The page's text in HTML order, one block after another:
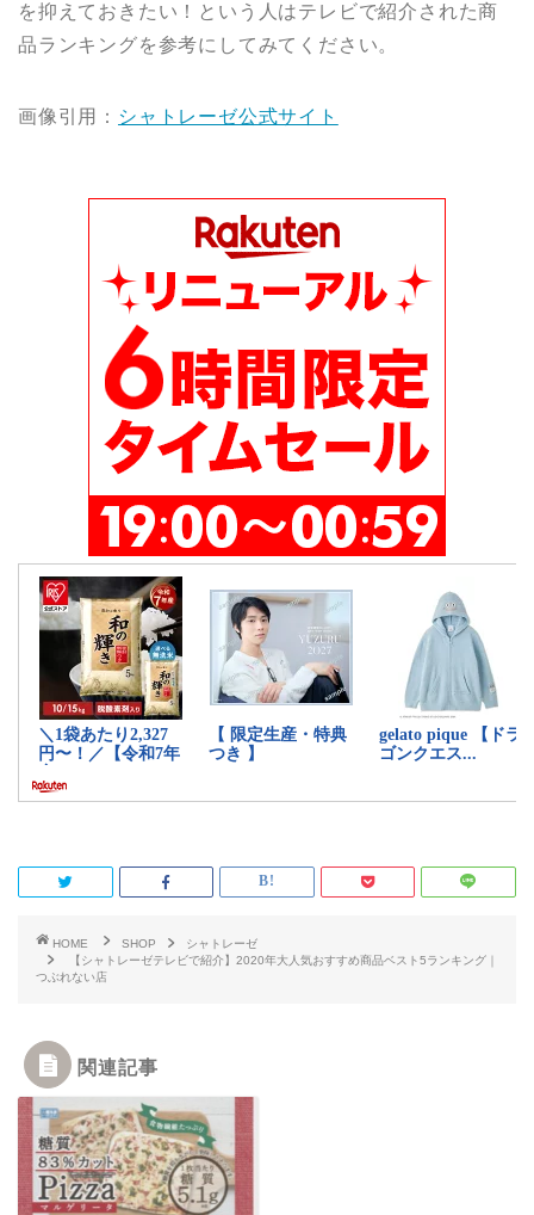
を抑えておきたい！という人はテレビで紹介された商
品ランキングを参考にしてみてください。
画像引用： シャトレーゼ公式サイト
HOME SHOP
シャトレーゼ
【シャトレーゼテレビで紹介】2020年大人気おすすめ商品ベスト5ランキング｜
つぶれない店
関連記事